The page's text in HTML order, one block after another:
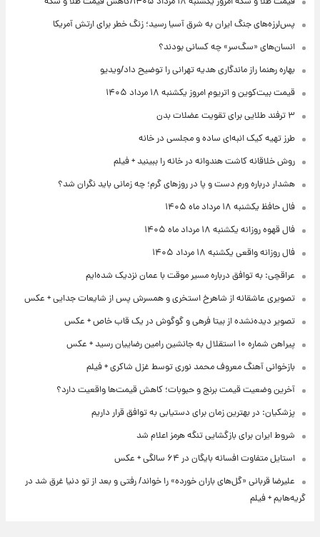
پس‌لرزه‌های جنگ ایران به شرق آسیا رسید؛ زنگ خطر برای ارتش آمریکا
انسان‌های «سگ‌سر» چه کسانی بودند؟
بهاره رهنما راز ماندگاری هدیه تهرانی را توضیح داد/ویدیو
قیمت بیت‌کوین و اتریوم امروز یکشنبه ۱۸ مرداد ۱۴۰۵
۳ ترفند طلایی برای تقویت عضلات بدن
طرز تهیه کیک انبه‌ای ساده و مجلسی در خانه
روش خلاقانه کاشت هندوانه در خانه را ببینید + فیلم
هشدار درباره ورم دست و پا در روزهای گرم؛ چه زمانی باید نگران شد؟
فال حافظ یکشنبه ۱۸ مرداد ماه ۱۴۰۵
فال قهوه روزانه یکشنبه ۱۸ مرداد ماه ۱۴۰۵
فال روزانه واقعی یکشنبه ۱۸ مرداد ۱۴۰۵
عراقچی: به توافق درباره مسیر موقت با عمان نزدیک شده‌ایم
تصویری عاشقانه از شاهرخ استخری و همسرش پس از شایعات جدایی + عکس
تصویر دیده‌نشده از بیتا فرهی و گوگوش در یک قاب خاص + عکس
پیراهن شماره ۱۰ استقلال به جانشین رامین رضاییان رسید + عکس
بازخوانی آهنگ معروف محمد نوری توسط غزل شاکری + فیلم
آخرین وضعیت قیمت برنج و حبوبات؛ کاهش قیمت‌ها واقعیت دارد؟
پزشکیان: در بهترین زمان برای دستیابی به توافق قرار داریم
شروط ایران برای بازگشایی تنگه هرمز اعلام شد
استایل متفاوت افسانه بایگان در ۶۴ سالگی + عکس
علیرضا قربانی «گل‌های باران خورده» را خواند/ رفتی و بعد از تو دنیا غرق شد در
گریه‌هایم + فیلم